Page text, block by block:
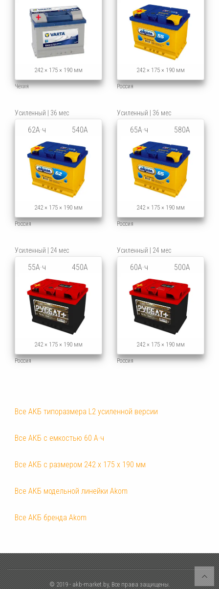
242 × 175 × 190 мм
Чехия
242 × 175 × 190 мм
Россия
Усиленный | 36 мес
62А·ч 540А
242 × 175 × 190 мм
Россия
Усиленный | 36 мес
65А·ч 580А
242 × 175 × 190 мм
Россия
Усиленный | 24 мес
55А·ч 450А
242 × 175 × 190 мм
Россия
Усиленный | 24 мес
60А·ч 500А
242 × 175 × 190 мм
Россия
Все АКБ типоразмера L2 усиленной версии
Все АКБ с емкостью 60 А·ч
Все АКБ с размером 242 x 175 x 190 мм
Все АКБ модельной линейки Akom
Все АКБ бренда Akom
© 2019 - akb-market.by, Все права защищены.